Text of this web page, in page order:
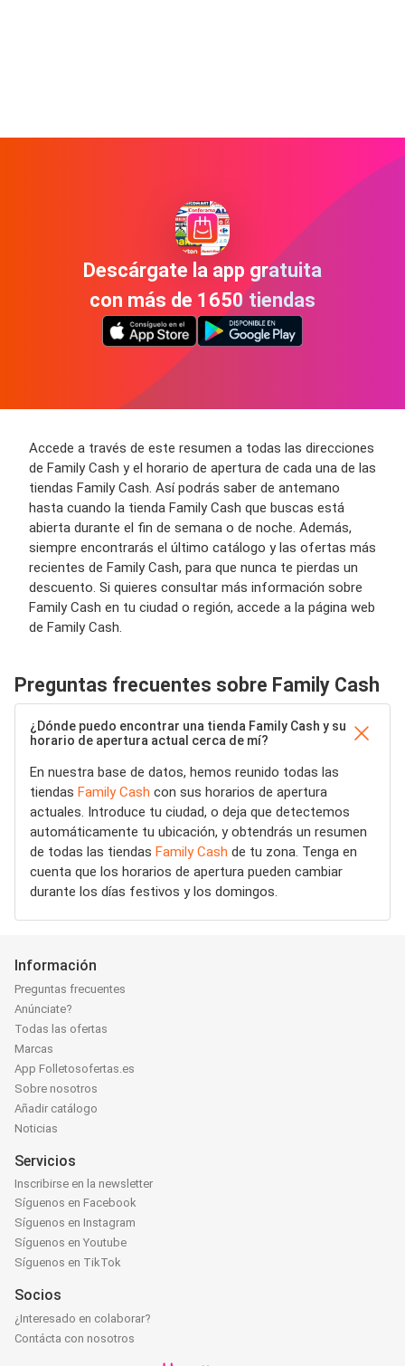
Descárgate la app gratuita
con más de 1650 tiendas
Accede a través de este resumen a todas las direcciones
de Family Cash y el horario de apertura de cada una de las
tiendas Family Cash. Así podrás saber de antemano
hasta cuando la tienda Family Cash que buscas está
abierta durante el fin de semana o de noche. Además,
siempre encontrarás el último catálogo y las ofertas más
recientes de Family Cash, para que nunca te pierdas un
descuento. Si quieres consultar más información sobre
Family Cash en tu ciudad o región, accede a la página web
de Family Cash.
Preguntas frecuentes sobre Family Cash
¿Dónde puedo encontrar una tienda Family Cash y su
horario de apertura actual cerca de mí?
En nuestra base de datos, hemos reunido todas las
tiendas Family Cash con sus horarios de apertura
actuales. Introduce tu ciudad, o deja que detectemos
automáticamente tu ubicación, y obtendrás un resumen
de todas las tiendas Family Cash de tu zona. Tenga en
cuenta que los horarios de apertura pueden cambiar
durante los días festivos y los domingos.
Información
Preguntas frecuentes
Anúnciate?
Todas las ofertas
Marcas
App Folletosofertas.es
Sobre nosotros
Añadir catálogo
Noticias
Servicios
Inscribirse en la newsletter
Síguenos en Facebook
Síguenos en Instagram
Síguenos en Youtube
Síguenos en TikTok
Socios
¿Interesado en colaborar?
Contácta con nosotros